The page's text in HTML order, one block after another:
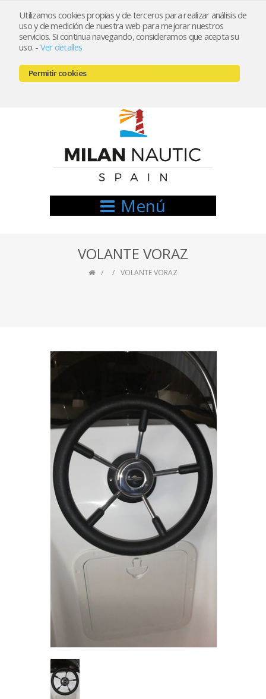
Utilizamos cookies propias y de terceros para realizar análisis de
uso y de medición de nuestra web para mejorar nuestros
servicios. Si continua navegando, consideramos que acepta su
uso. - Ver detalles
Permitir cookies
Registrarse Mi cuenta
666521122 // 654999333
Menú
VOLANTE VORAZ
VOLANTE VORAZ